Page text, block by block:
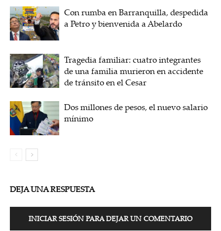
Con rumba en Barranquilla, despedida
a Petro y bienvenida a Abelardo
Tragedia familiar: cuatro integrantes
de una familia murieron en accidente
de tránsito en el Cesar
Dos millones de pesos, el nuevo salario
mínimo
DEJA UNA RESPUESTA
INICIAR SESIÓN PARA DEJAR UN COMENTARIO